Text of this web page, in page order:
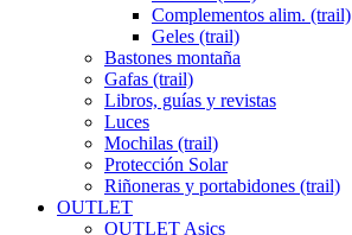
Complementos alim. (trail)
Geles (trail)
Bastones montaña
Gafas (trail)
Libros, guías y revistas
Luces
Mochilas (trail)
Protección Solar
Riñoneras y portabidones (trail)
OUTLET
OUTLET Asics